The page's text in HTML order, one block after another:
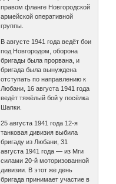
правом фланге Новгородской
армейской оперативной
группы.
В августе 1941 года ведёт бои
под Новгородом, оборона
бригады была прорвана, и
бригада была вынуждена
отступать по направлению к
Любани, 16 августа 1941 года
ведёт тяжёлый бой у посёлка
Шапки.
25 августа 1941 года 12-я
танковая дивизия выбила
бригаду из Любани, 31
августа 1941 года — из Мги
силами 20-й моторизованной
дивизии. В этот же день
бригада принимает участие в